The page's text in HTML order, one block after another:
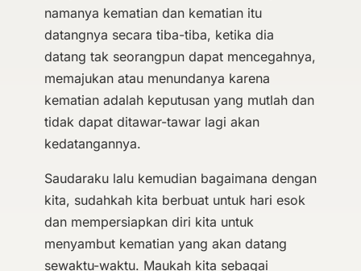
namanya kematian dan kematian itu
datangnya secara tiba-tiba, ketika dia
datang tak seorangpun dapat mencegahnya,
memajukan atau menundanya karena
kematian adalah keputusan yang mutlah dan
tidak dapat ditawar-tawar lagi akan
kedatangannya.
Saudaraku lalu kemudian bagaimana dengan
kita, sudahkah kita berbuat untuk hari esok
dan mempersiapkan diri kita untuk
menyambut kematian yang akan datang
sewaktu-waktu. Maukah kita sebagai